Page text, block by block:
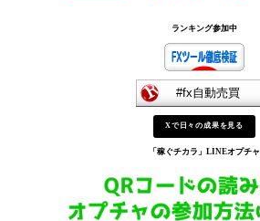
ランキング参加中
Xで日々の成果を見る
「稼ぐチカラ」 LINEオプチャ